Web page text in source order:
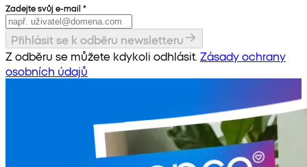
Zadejte svůj e-mail *
Přihlásit se k odběru newsletteru
Z odběru se můžete kdykoli odhlásit. Zásady ochrany
osobních údajů